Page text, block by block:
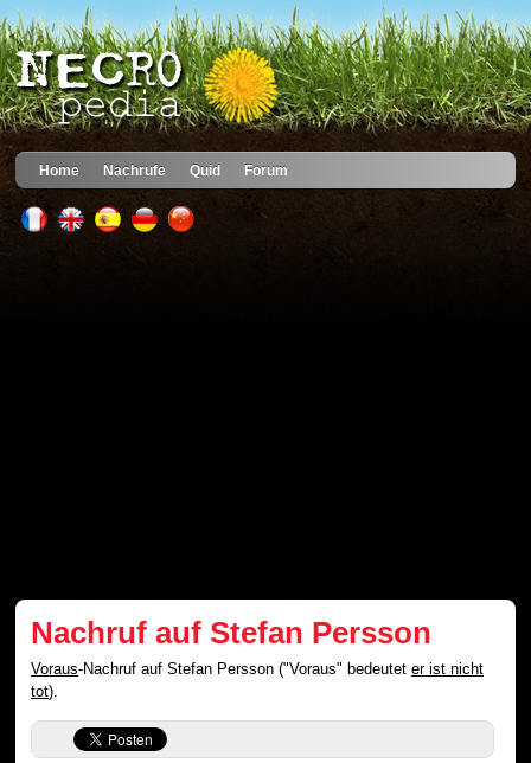
Home Nachrufe Quid Forum
Nachruf auf Stefan Persson
Voraus-Nachruf auf Stefan Persson ("Voraus" bedeuteter ist nicht
tot).